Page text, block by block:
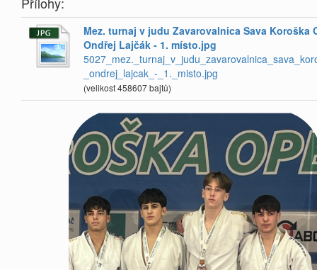
Mez. turnaj v judu Zavarovalnica Sava Koroška
Ondřej Lajčák - 1. místo.jpg
_ondrej_lajcak_-_1._misto.jpg
(velikost 458607 bajtů)